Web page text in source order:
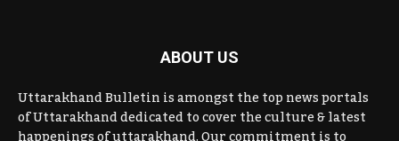
ABOUT US
Uttarakhand Bulletin is amongst the top news portals
of Uttarakhand dedicated to cover the culture & latest